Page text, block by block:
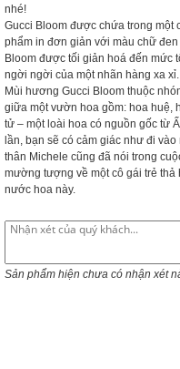
nhé!
Gucci Bloom được chứa trong một
phẩm in đơn giản với màu chữ
Bloom được tối giản hoá đến mức
ngời ngời của một nhãn hàng xa xỉ.
Mùi hương Gucci Bloom thuộc
giữa một vườn hoa gồm: hoa huệ,
tử – một loài hoa có nguồn gốc từ
lần, bạn sẽ có cảm giác như đi
thân Michele cũng đã nói trong
mường tượng về một cô gái trẻ
nước hoa này.
Sản phẩm hiện chưa có nhận xét